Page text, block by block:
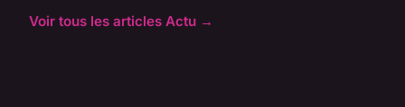
Voir tous les articles Actu →